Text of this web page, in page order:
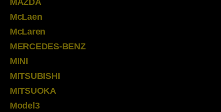
McLaen
McLaren
MERCEDES-BENZ
MINI
MITSUBISHI
MITSUOKA
Model3